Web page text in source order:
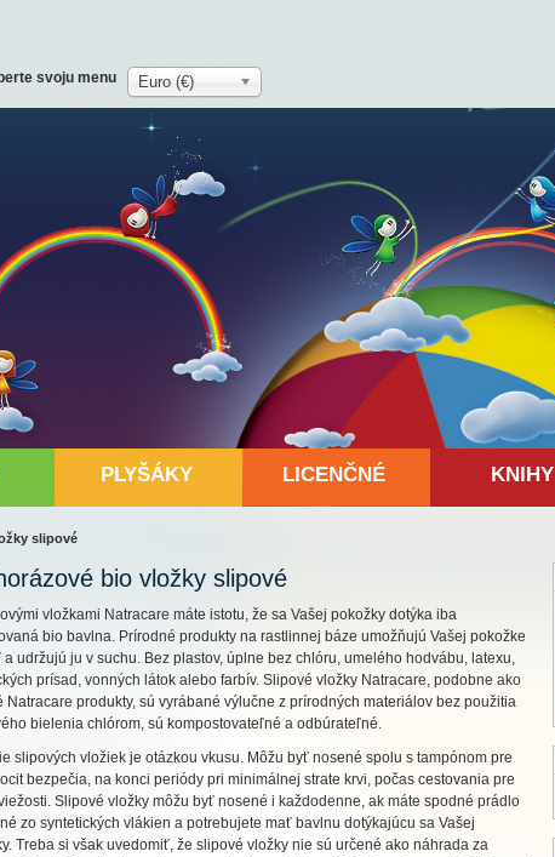
svoju menu Euro (€)
PLYŠÁKY LICENČNÉ KNIHY
slipové
bio vložky slipové
vložkami Natracare máte istotu, že sa Vašej pokožky dotýka iba
bio bavlna. Prírodné produkty na rastlinnej báze umožňujú Vašej pokožke
udržujú ju v suchu. Bez plastov, úplne bez chlóru, umelého hodvábu, latexu,
prísad, vonných látok alebo farbív. Slipové vložky Natracare, podobne ako
Natracare produkty, sú vyrábané výlučne z prírodných materiálov bez použitia
bielenia chlórom, sú kompostovateľné a odbúrateľné.
slipových vložiek je otázkou vkusu. Môžu byť nosené spolu s tampónom pre
bezpečia, na konci periódy pri minimálnej strate krvi, počas cestovania pre
Slipové vložky môžu byť nosené i každodenne, ak máte spodné prádlo
zo syntetických vlákien a potrebujete mať bavlnu dotýkajúcu sa Vašej
Treba si však uvedomiť, že slipové vložky nie sú určené ako náhrada za